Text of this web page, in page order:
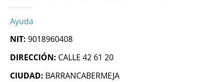
Ayuda
NIT: 9018960408
DIRECCIÓN: CALLE 42 61 20
CIUDAD: BARRANCABERMEJA